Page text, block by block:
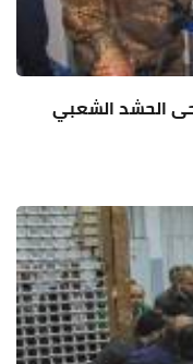
الحشد الشعبي